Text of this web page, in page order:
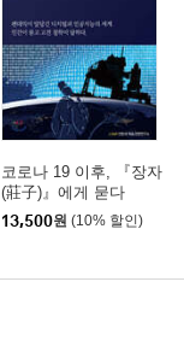
코로나 19 이후, 『장자
(莊子)』에게 묻다
13,500원 (10% 할인)